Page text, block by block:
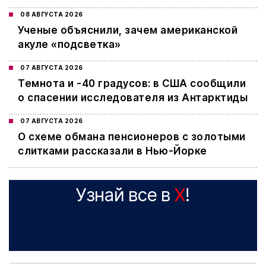
08 АВГУСТА 2026
Ученые объяснили, зачем американской
акуле «подсветка»
07 АВГУСТА 2026
Темнота и -40 градусов: в США сообщили
о спасении исследователя из Антарктиды
07 АВГУСТА 2026
О схеме обмана пенсионеров с золотыми
слитками рассказали в Нью-Йорке
Узнай все в X!